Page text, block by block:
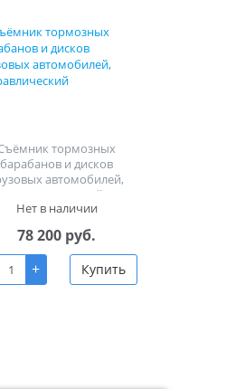
тормозных
барабанов и дисков
автомобилей,
гидравлический
Нет в наличии
78 200 руб.
+ Купить